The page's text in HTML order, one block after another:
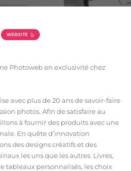
WEBSITE
Photoweb en exclusivité chez
avec plus de 20 ans de savoir-faire
photos. Afin de satisfaire au
à fournir des produits avec une
En quête d’innovation
des designs créatifs et des
les uns que les autres. Livres,
tableaux personnalisés, les choix